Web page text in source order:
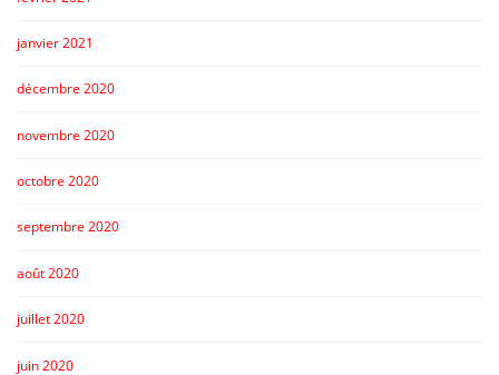
janvier 2021
décembre 2020
novembre 2020
octobre 2020
septembre 2020
août 2020
juillet 2020
juin 2020